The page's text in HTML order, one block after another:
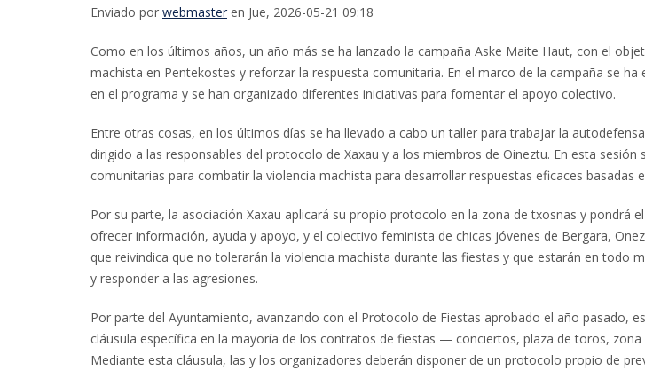
Enviado por webmaster en Jue, 2026-05-21 09:18
Como en los últimos años, un año más se ha lanzado la campaña Aske Maite Haut, con el
machista en Pentekostes y reforzar la respuesta comunitaria. En el marco de la campaña se
en el programa y se han organizado diferentes iniciativas para fomentar el apoyo colectivo.
Entre otras cosas, en los últimos días se ha llevado a cabo un taller para trabajar la
dirigido a las responsables del protocolo de Xaxau y a los miembros de Oineztu. En esta
comunitarias para combatir la violencia machista para desarrollar respuestas eficaces basadas
Por su parte, la asociación Xaxau aplicará su propio protocolo en la zona de txosnas y pondrá
ofrecer información, ayuda y apoyo, y el colectivo feminista de chicas jóvenes de Bergara,
que reivindica que no tolerarán la violencia machista durante las fiestas y que estarán en todo
y responder a las agresiones.
Por parte del Ayuntamiento, avanzando con el Protocolo de Fiestas aprobado el año pasado,
cláusula específica en la mayoría de los contratos de fiestas — conciertos, plaza de toros,
Mediante esta cláusula, las y los organizadores deberán disponer de un protocolo propio de